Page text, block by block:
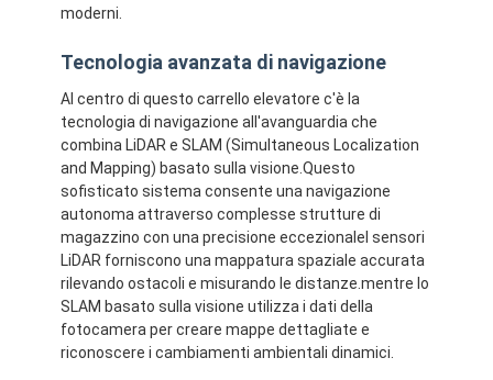
Casa
Prodotti
Video
moderni.
Tecnologia avanzata di navigazione
Al centro di questo carrello elevatore c'è la
tecnologia di navigazione all'avanguardia che
combina LiDAR e SLAM (Simultaneous Localization
and Mapping) basato sulla visione.Questo
sofisticato sistema consente una navigazione
autonoma attraverso complesse strutture di
magazzino con una precisione eccezionaleI sensori
LiDAR forniscono una mappatura spaziale accurata
rilevando ostacoli e misurando le distanze.mentre lo
SLAM basato sulla visione utilizza i dati della
fotocamera per creare mappe dettagliate e
riconoscere i cambiamenti ambientali dinamici.